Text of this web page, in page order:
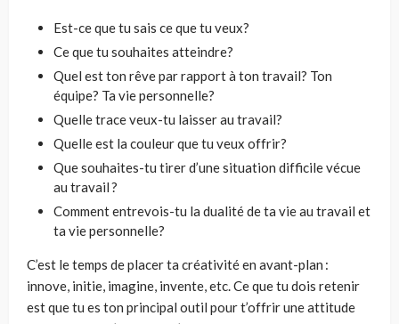
Est-ce que tu sais ce que tu veux?
Ce que tu souhaites atteindre?
Quel est ton rêve par rapport à ton travail? Ton
équipe? Ta vie personnelle?
Quelle trace veux-tu laisser au travail?
Quelle est la couleur que tu veux offrir?
Que souhaites-tu tirer d’une situation difficile vécue
au travail ?
Comment entrevois-tu la dualité de ta vie au travail et
ta vie personnelle?
C’est le temps de placer ta créativité en avant-plan :
innove, initie, imagine, invente, etc. Ce que tu dois retenir
est que tu es ton principal outil pour t’offrir une attitude